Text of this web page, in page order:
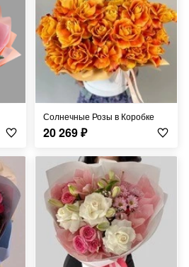
Солнечные Розы в Коробке
20 269₽